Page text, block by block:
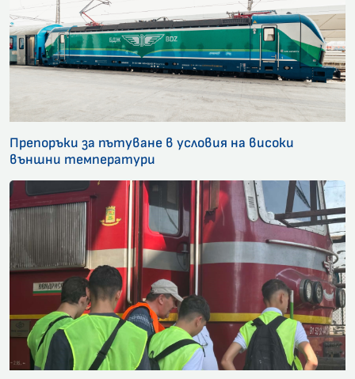
Препоръки за пътуване в условия на високи
външни температури